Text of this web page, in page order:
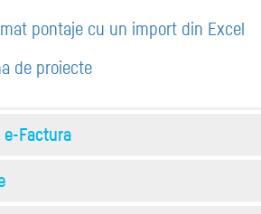
pontaje cu un import din Excel
de proiecte
Factura